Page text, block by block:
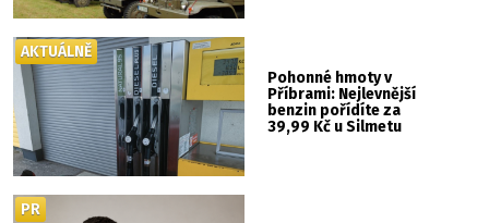
Pohonné hmoty v
Příbrami: Nejlevnější
benzin pořídíte za
39,99 Kč u Silmetu
AKTUÁLNĚ
PR